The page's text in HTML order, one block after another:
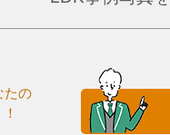
たの